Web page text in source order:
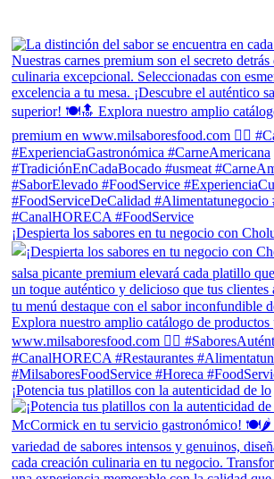
¡Despierta los sabores en tu negocio con
¡Potencia tus platillos con la autenticidad de lo